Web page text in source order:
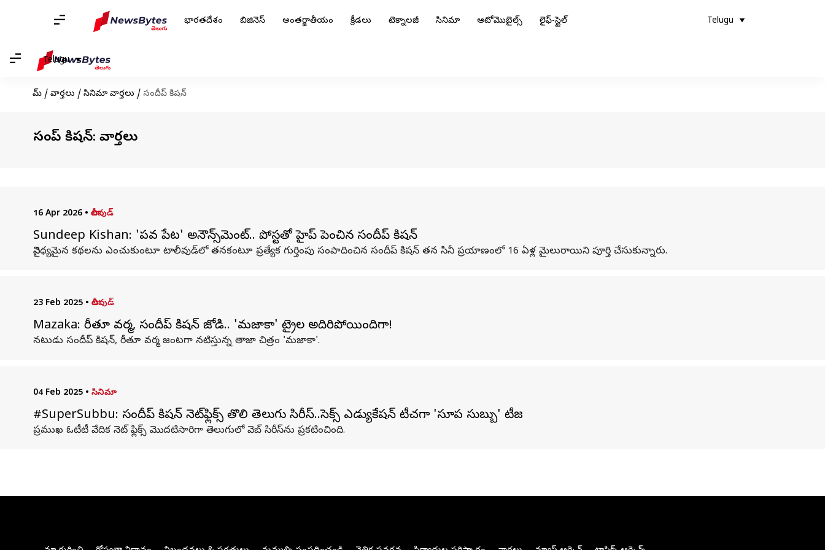
భారతదేశం బిజినెస్ అంతర్జాతీయం క్రీడలు టెక్నాలజీ సినిమా ఆటోమొబైల్స్ లైఫ్-స్టైల్ Telugu
Telugu
హోమ్ / వార్తలు / సినిమా వార్తలు / సందీప్‌ కిషన్‌
సందీప్‌ కిషన్‌: వార్తలు
16 Apr 2026 • టాలీవుడ్
Sundeep Kishan: 'పవర్ పేట' అనౌన్స్‌మెంట్.. పోస్టర్‌తో హైప్ పెంచిన సందీప్ కిషన్
వైవిధ్యమైన కథలను ఎంచుకుంటూ టాలీవుడ్‌లో తనకంటూ ప్రత్యేక గుర్తింపు సంపాదించిన సందీప్ కిషన్ తన సినీ ప్రయాణంలో 16 ఏళ్ల మైలురాయిని పూర్తి చేసుకున్నారు.
23 Feb 2025 • టాలీవుడ్
Mazaka: రీతూ వర్మ, సందీప్ కిషన్ జోడి.. 'మజాకా' ట్రైలర్ అదిరిపోయిందిగా!
నటుడు సందీప్ కిషన్, రీతూ వర్మ జంటగా నటిస్తున్న తాజా చిత్రం 'మజాకా'.
04 Feb 2025 • సినిమా
#SuperSubbu: సందీప్ కిషన్ నెట్‌ఫ్లిక్స్ తొలి తెలుగు సిరీస్‌..సెక్స్ ఎడ్యుకేషన్ టీచర్‌గా 'సూప‌ర్ సుబ్బు' టీజ‌ర్
ప్ర‌ముఖ ఓటీటీ వేదిక నెట్‌ ఫ్లిక్స్‌ మొద‌టిసారిగా తెలుగులో వెబ్ సిరీస్‌ను ప్ర‌క‌టించింది.